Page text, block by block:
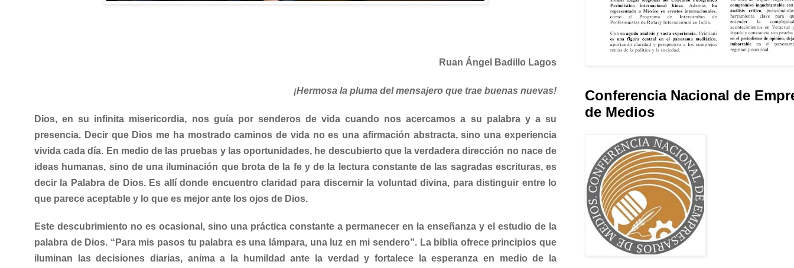
Ruan Ángel Badillo Lagos
¡Hermosa la pluma del mensajero que trae buenas nuevas!
Dios, en su infinita misericordia, nos guía por senderos de vida cuando nos acercamos a su palabra y a su
presencia. Decir que Dios me ha mostrado caminos de vida no es una afirmación abstracta, sino una experiencia
vivida cada día. En medio de las pruebas y las oportunidades, he descubierto que la verdadera dirección no nace de
ideas humanas, sino de una iluminación que brota de la fe y de la lectura constante de las sagradas escrituras, es
decir la Palabra de Dios. Es allí donde encuentro claridad para discernir la voluntad divina, para distinguir entre lo
que parece aceptable y lo que es mejor ante los ojos de Dios.
Este descubrimiento no es ocasional, sino una práctica constante a permanecer en la enseñanza y el estudio de la
palabra de Dios. “Para mis pasos tu palabra es una lámpara, una luz en mi sendero”. La biblia ofrece principios que
iluminan las decisiones diarias, anima a la humildad ante la verdad y fortalece la esperanza en medio de la
Conferencia Nacional de
de Medios